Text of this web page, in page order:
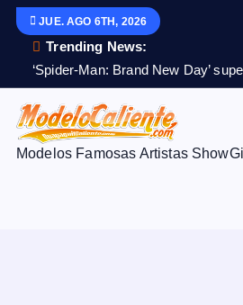
t
JUE. AGO 6TH, 2026
Trending News:
‘Spider-Man: Brand New Day’
Modelos Famosas Artistas